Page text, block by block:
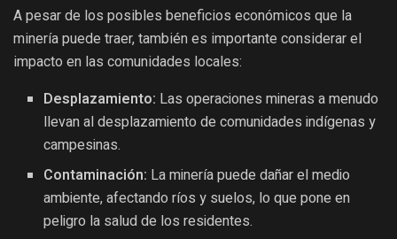
A pesar de los posibles beneficios económicos que la
minería puede traer, también es importante considerar el
impacto en las comunidades locales:
Desplazamiento: Las operaciones mineras a menudo
llevan al desplazamiento de comunidades indígenas y
campesinas.
Contaminación: La minería puede dañar el medio
ambiente, afectando ríos y suelos, lo que pone en
peligro la salud de los residentes.